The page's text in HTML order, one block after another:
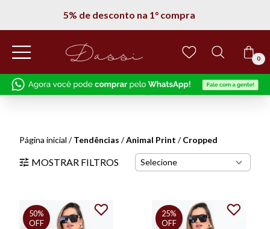
5% de desconto na 1° compra
0
Página inicial /Tendências /Animal Print /Cropped
MOSTRAR FILTROS
50%
OFF
25%
OFF